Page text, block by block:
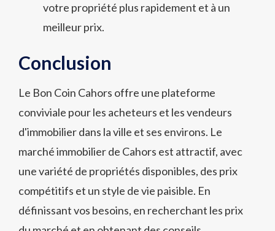
votre propriété plus rapidement et à un
meilleur prix.
Conclusion
Le Bon Coin Cahors offre une plateforme
conviviale pour les acheteurs et les vendeurs
d'immobilier dans la ville et ses environs. Le
marché immobilier de Cahors est attractif, avec
une variété de propriétés disponibles, des prix
compétitifs et un style de vie paisible. En
définissant vos besoins, en recherchant les prix